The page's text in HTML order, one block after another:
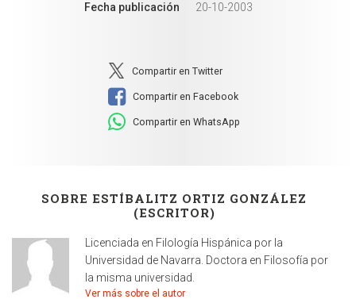
Fecha publicación
20-10-2003
Compartir en Twitter
Compartir en Facebook
Compartir en WhatsApp
SOBRE ESTÍBALITZ ORTIZ GONZÁLEZ
(ESCRITOR)
Licenciada en Filología Hispánica por la
Universidad de Navarra. Doctora en Filosofía por
la misma universidad.
Ver más sobre el autor